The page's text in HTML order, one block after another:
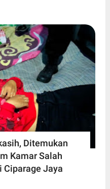
Ditemukan
Kamar Salah
Ciparage Jaya